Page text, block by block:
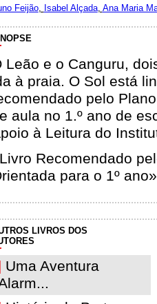
Feijão, Isabel Alçada, Ana Maria
Leão e o Canguru,
à praia. O Sol está
pelo
aula no 1.º ano de
à Leitura do
Recomendado
para o 1º ano»
LIVROS DOS
Uma Aventura